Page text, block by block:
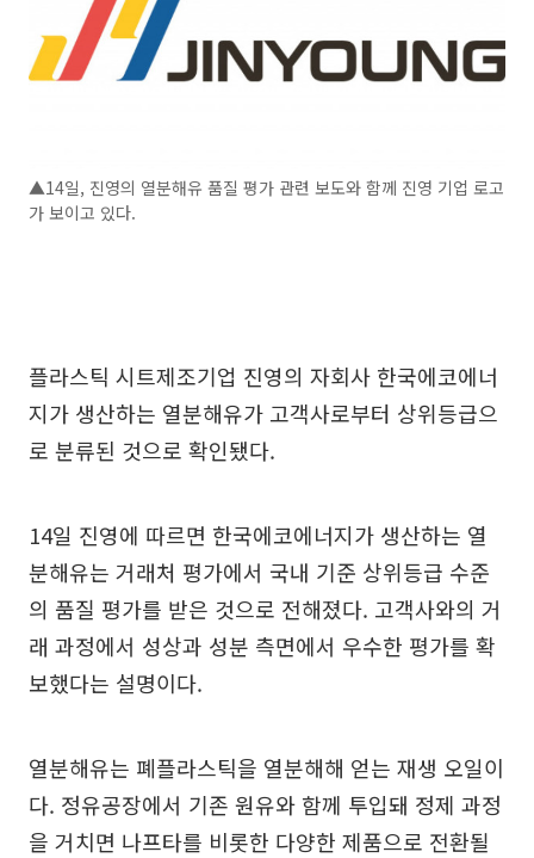
▲14일, 진영의 열분해유 품질 평가 관련 보도와 함께 진영 기업 로고
가 보이고 있다.
플라스틱 시트제조기업 진영의 자회사 한국에코에너
지가 생산하는 열분해유가 고객사로부터 상위등급으
로 분류된 것으로 확인됐다.
14일 진영에 따르면 한국에코에너지가 생산하는 열
분해유는 거래처 평가에서 국내 기준 상위등급 수준
의 품질 평가를 받은 것으로 전해졌다. 고객사와의 거
래 과정에서 성상과 성분 측면에서 우수한 평가를 확
보했다는 설명이다.
열분해유는 폐플라스틱을 열분해해 얻는 재생 오일이
다. 정유공장에서 기존 원유와 함께 투입돼 정제 과정
을 거치면 나프타를 비롯한 다양한 제품으로 전환될